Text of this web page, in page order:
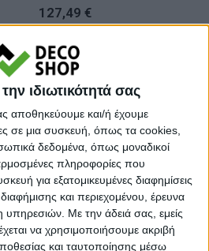
ιδιωτικότητά σας
αποθηκεύουμε και/ή έχουμε
σε μια συσκευή, όπως τα cookies,
δεδομένα, όπως μοναδικοί
πληροφορίες που
για εξατομικευμένες διαφημίσεις
και περιεχομένου, έρευνα
υπηρεσιών. Με την άδειά σας, εμείς
να χρησιμοποιήσουμε ακριβή
και ταυτοποίησης μέσω
127,49 €
2
ΚΡΕΒΑΤΙ CAPRI HM312.04 ΜΕ 2